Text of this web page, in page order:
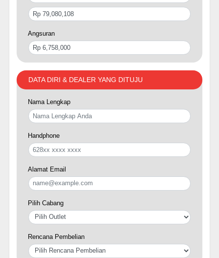
Angsuran
DATA DIRI & DEALER YANG DITUJU
Nama Lengkap
Handphone
Alamat Email
Pilih Cabang
Rencana Pembelian